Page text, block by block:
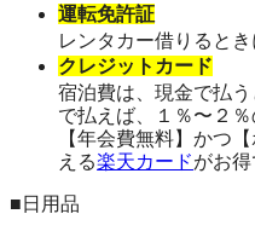
運転免許証
レンタカー借りるとき
クレジットカード
宿泊費は、現金で払
で払えば、１％〜２
【年会費無料】かつ
える楽天カードがお得
■日用品